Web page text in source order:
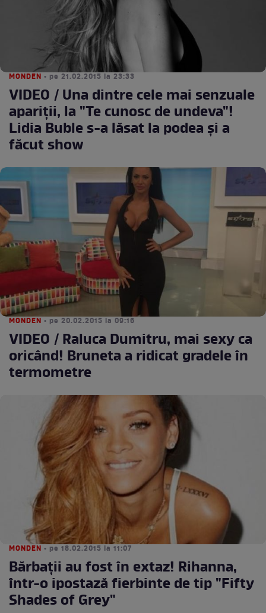
MONDEN • pe 21.02.2015 la 23:33
VIDEO / Una dintre cele mai senzuale
apariţii, la "Te cunosc de undeva"!
Lidia Buble s-a lăsat la podea şi a
făcut show
MONDEN • pe 20.02.2015 la 09:16
VIDEO / Raluca Dumitru, mai sexy ca
oricând! Bruneta a ridicat gradele în
termometre
MONDEN • pe 18.02.2015 la 11:07
Bărbaţii au fost în extaz! Rihanna,
într-o ipostază fierbinte de tip "Fifty
Shades of Grey"